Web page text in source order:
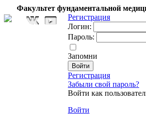
Факультет фундаментальной
Регистрация
Логин:
Пароль:
Запомни
Регистрация
Забыли свой пароль?
Войти как
Войти